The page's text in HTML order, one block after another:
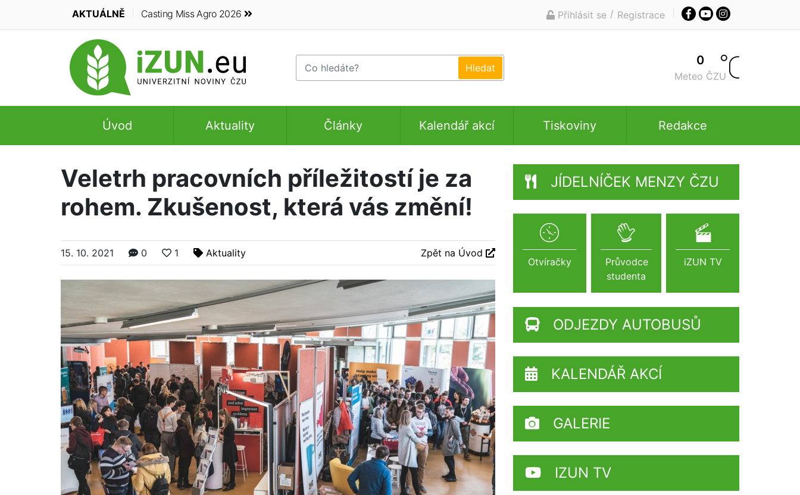
AKTUÁLNĚ Casting Miss Agro 2026 Přihlásit se / Registrace
0
Meteo ČZU
Úvod Aktuality Články Kalendář akcí Tiskoviny Redakce
Veletrh pracovních příležitostí je za
rohem. Zkušenost, která vás změní!
15. 10. 2021 0 1 Aktuality Zpět na Úvod
JÍDELNÍČEK MENZY ČZU
Otvíračky
Průvodce
studenta
iZUN TV
ODJEZDY AUTOBUSŮ
KALENDÁŘ AKCÍ
GALERIE
IZUN TV